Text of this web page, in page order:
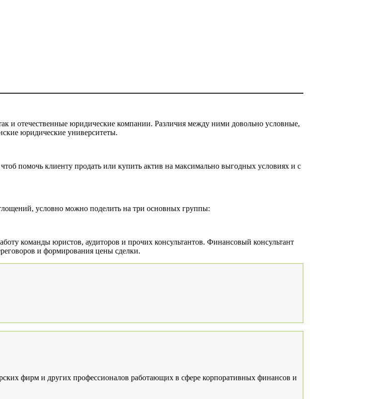
и отечественные юридические компании. Различия между ними довольно условные,
юридические университеты.
помочь клиенту продать или купить актив на максимально выгодных условиях и с
условно можно поделить на три основных группы:
команды юристов, аудиторов и прочих консультантов. Финансовый консультант
и формирования цены сделки.
фирм и других профессионалов работающих в сфере корпоративных финансов и